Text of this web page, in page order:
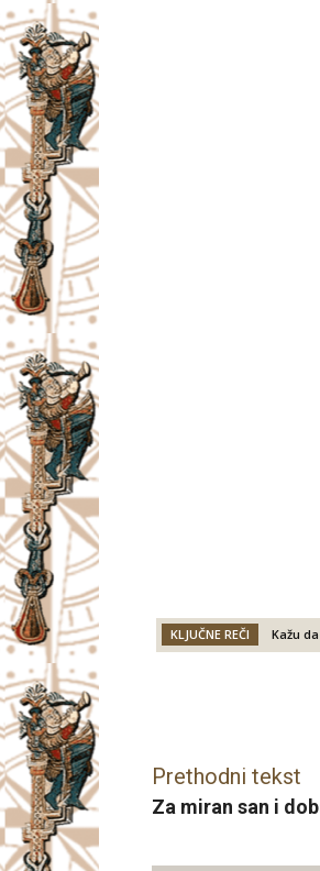
KLJUČNE REČI Kažu
Prethodni tekst
Za miran san i